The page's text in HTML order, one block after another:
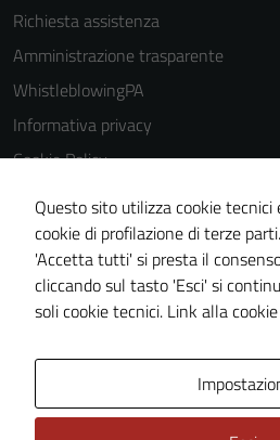
Richiesta assistenza
Amministrazione trasparente
WhistleblowingPA
Informativa privacy
Cookie Policy
Note legali
Dichiarazione di accessibilità
Piano di miglioramento del sito
Certificazione sistema gestione
Questo sito utilizza cookie tecnici
cookie di profilazione di terze
'Accetta tutti' si presta il
cliccando sul tasto 'Esci' si
soli cookie tecnici. Link alla